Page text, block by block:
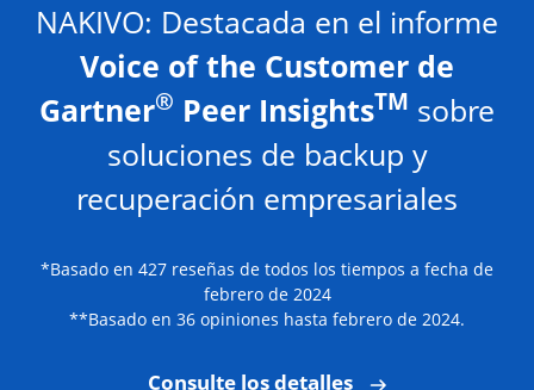
NAKIVO: Destacada en el informe
Voice of the Customer de
Gartner® Peer InsightsTM sobre
soluciones de backup y
recuperación empresariales
*Basado en 427 reseñas de todos los tiempos a fecha de
febrero de 2024
**Basado en 36 opiniones hasta febrero de 2024.
Consulte los detalles